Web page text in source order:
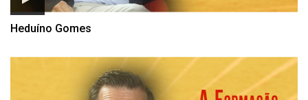
Heduíno Gomes